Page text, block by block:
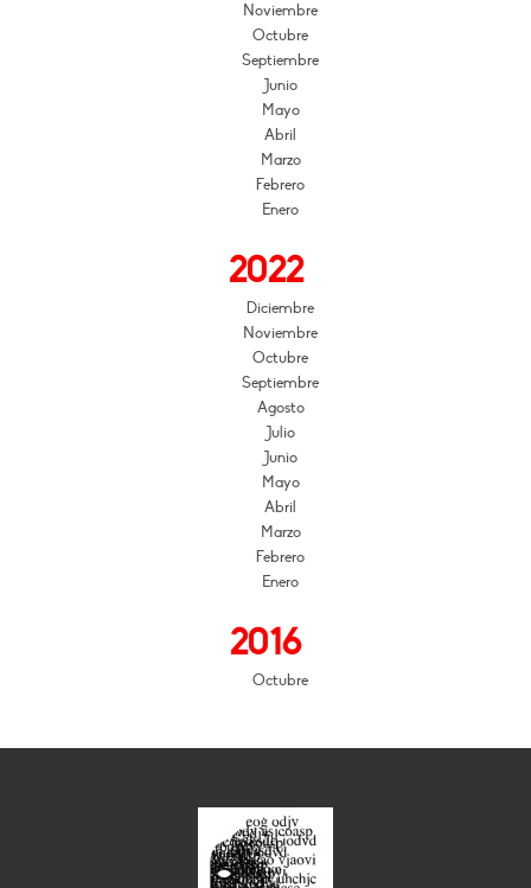
Noviembre
Octubre
Septiembre
Junio
Mayo
Abril
Marzo
Febrero
Enero
2022
Diciembre
Noviembre
Octubre
Septiembre
Agosto
Julio
Junio
Mayo
Abril
Marzo
Febrero
Enero
2016
Octubre